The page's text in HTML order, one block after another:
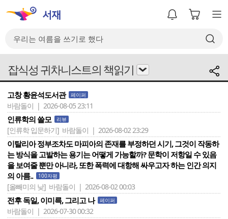
잡식성 귀차니스트의 책읽기
고창 황윤석도서관 페이퍼
바람돌이 | 2026-08-05 23:11
인류학의 쓸모 리뷰
[인류학 입문하기] 바람돌이 | 2026-08-02 23:29
이탈리아 정부조차도 마피아의 존재를 부정하던 시기, 그것이 작동하
는 방식을 고발하는 용기는 어떻게 가능할까? 문학이 저항일 수 있음
을 보여줄 뿐만 아니라, 또한 폭력에 대항해 싸우고자 하는 인간 의지
의 아름..
100자평
[올빼미의 낮] 바람돌이 | 2026-08-02 00:03
전후 독일, 이미륵, 그리고 나 페이퍼
바람돌이 | 2026-07-30 00:32